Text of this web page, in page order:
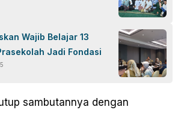
Wajib Belajar 13
Jadi Fondasi
sambutannya dengan